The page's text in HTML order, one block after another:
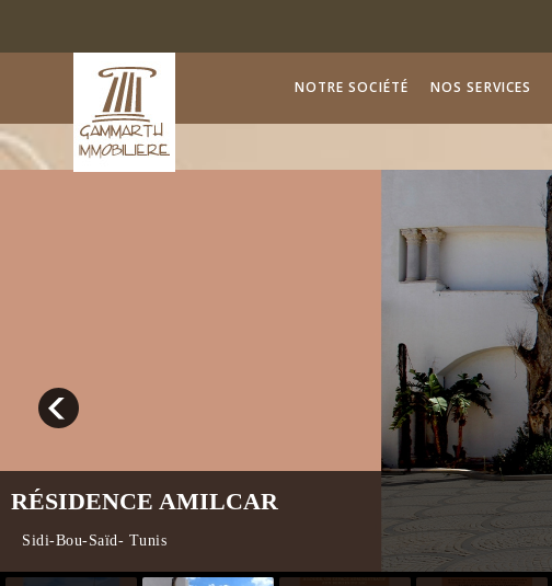
NOTRE SOCIÉTÉ NOS SERVICES
RÉSIDENCE AMILCAR
Sidi-Bou-Saïd- Tunis